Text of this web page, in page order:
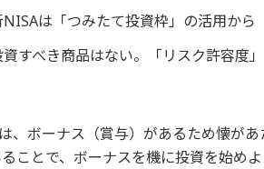
は「つみたて投資枠」の活用から
すべき商品はない。「リスク許容度
、ボーナス（賞与）があるため懐が
ことで、ボーナスを機に投資を始め